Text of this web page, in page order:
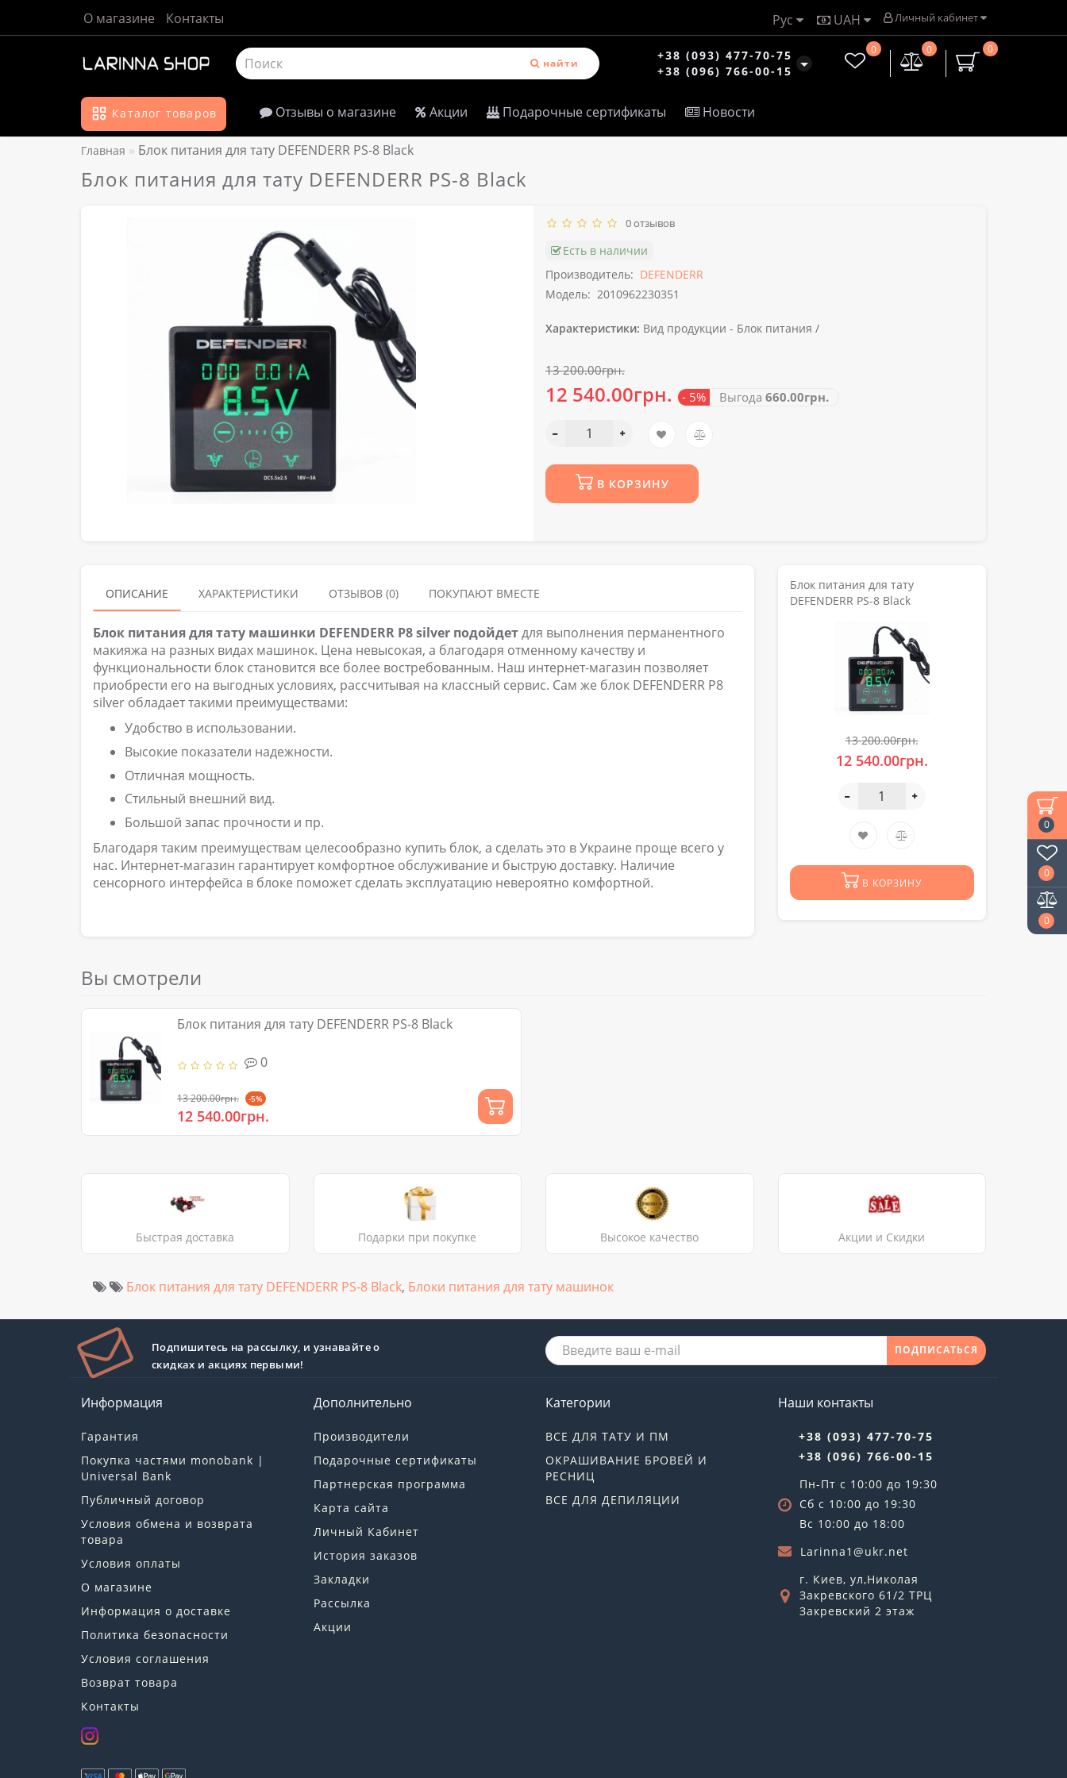
0
0
0
Личный кабинет
UAH
Рус
О магазине Контакты
найти
+38 (093) 477-70-75
+38 (096) 766-00-15
0
0
0
Каталог товаров Отзывы о магазине Акции Подарочные сертификаты Новости
Главная Блок питания для тату DEFENDERR PS-8 Black
Блок питания для тату DEFENDERR PS-8 Black
0 отзывов
Есть в наличии
Производитель: DEFENDERR
Модель: 2010962230351
Характеристики: Вид продукции - Блок питания /
13 200.00грн.
12 540.00грн. - 5% Выгода 660.00грн.
В КОРЗИНУ
ОПИСАНИЕ ХАРАКТЕРИСТИКИ ОТЗЫВОВ (0) ПОКУПАЮТ ВМЕСТЕ
Блок питания для тату машинки DEFENDERR P8 silver подойдетдля выполнения перманентного
макияжа на разных видах машинок. Цена невысокая, а благодаря отменному качеству и
функциональности блок становится все более востребованным. Наш интернет-магазин позволяет
приобрести его на выгодных условиях, рассчитывая на классный сервис. Сам же блок DEFENDERR P8
silver обладает такими преимуществами:
Удобство в использовании.
Высокие показатели надежности.
Отличная мощность.
Стильный внешний вид.
Большой запас прочности и пр.
Благодаря таким преимуществам целесообразно купить блок, а сделать это в Украине проще всего у
нас. Интернет-магазин гарантирует комфортное обслуживание и быструю доставку. Наличие
сенсорного интерфейса в блоке поможет сделать эксплуатацию невероятно комфортной.
Блок питания для тату
DEFENDERR PS-8 Black
13 200.00грн.
12 540.00грн.
В КОРЗИНУ
Вы смотрели
Блок питания для тату DEFENDERR PS-8 Black
0
13 200.00грн. -5%
12 540.00грн.
Быстрая доставка Подарки при покупке Высокое качество Акции и Скидки
Блок питания для тату DEFENDERR PS-8 Black, Блоки питания для тату машинок
Подпишитесь на рассылку, и узнавайте о
скидках и акциях первыми!
ПОДПИСАТЬСЯ
Информация
Гарантия
Покупка частями monobank |
Universal Bank
Публичный договор
Условия обмена и возврата
товара
Условия оплаты
О магазине
Информация о доставке
Политика безопасности
Условия соглашения
Возврат товара
Контакты
Дополнительно
Производители
Подарочные сертификаты
Партнерская программа
Карта сайта
Личный Кабинет
История заказов
Закладки
Рассылка
Акции
Категории
ВСЕ ДЛЯ ТАТУ И ПМ
ОКРАШИВАНИЕ БРОВЕЙ И
РЕСНИЦ
ВСЕ ДЛЯ ДЕПИЛЯЦИИ
Наши контакты
+38 (093) 477-70-75
+38 (096) 766-00-15
Пн-Пт с 10:00 до 19:30
Сб с 10:00 до 19:30
Вс 10:00 до 18:00
Larinna1@ukr.net
г. Киев, ул,Николая
Закревского 61/2 ТРЦ
Закревский 2 этаж